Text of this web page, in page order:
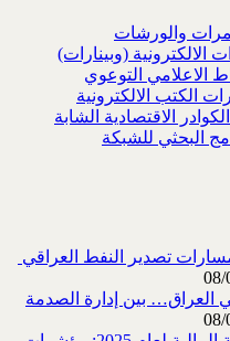
والورشات
الالكترونية (وبينارات)
الاعلامي التوعوي
الكتب الالكترونية
الاقتصادية الشابة
البحثي للشبكة
08/
العراق… بين إدارة الصدمة
08/